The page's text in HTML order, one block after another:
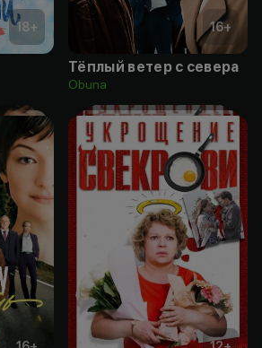
18+ 16+
Тёплый ветер с севера
Obuna